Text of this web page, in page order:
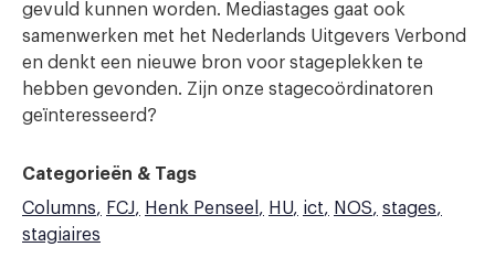
gevuld kunnen worden. Mediastages gaat ook
samenwerken met het Nederlands Uitgevers Verbond
en denkt een nieuwe bron voor stageplekken te
hebben gevonden. Zijn onze stagecoördinatoren
geïnteresseerd?
Categorieën & Tags
Columns
FCJ Henk Penseel HU ict NOS
stages
stagiaires